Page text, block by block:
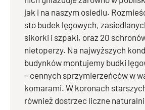
jak i na naszym osiedlu.
sto budek lęgowych,
sikorki i szpaki, oraz 20
nietoperzy. Na najwyższych
budynków montujemy budki
– cennych sprzymierzeńców w
komarami. W koronach
również dostrzec liczne